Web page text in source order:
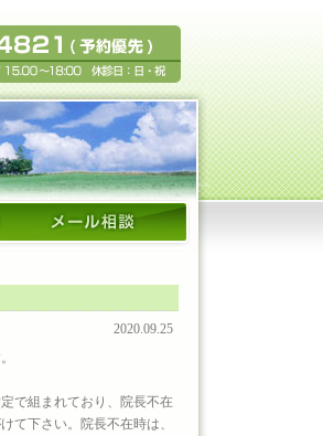
2020.09.25
で組まれており、院長不在
て下さい。院長不在時は、